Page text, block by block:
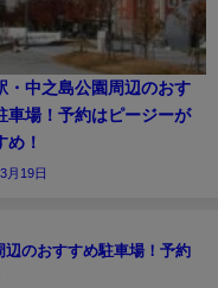
・中之島公園周辺のおす
車場！予約はピージーが
め！
月19日
のおすすめ駐車場！予約